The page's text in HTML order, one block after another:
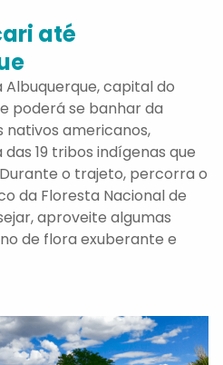
até
Albuquerque, capital do
poderá se banhar da
nativos americanos,
19 tribos indígenas que
o trajeto, percorra o
da Floresta Nacional de
aproveite algumas
de flora exuberante e